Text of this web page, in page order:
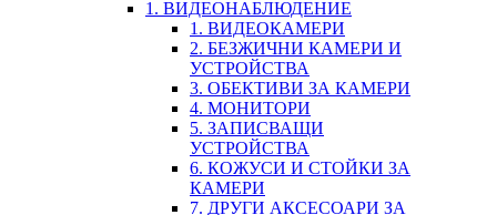
1. ВИДЕОНАБЛЮДЕНИЕ
1. ВИДЕОКАМЕРИ
2. БЕЗЖИЧНИ КАМЕРИ И
УСТРОЙСТВА
3. ОБЕКТИВИ ЗА КАМЕРИ
4. МОНИТОРИ
5. ЗАПИСВАЩИ
УСТРОЙСТВА
6. КОЖУСИ И СТОЙКИ ЗА
КАМЕРИ
7. ДРУГИ АКСЕСОАРИ ЗА